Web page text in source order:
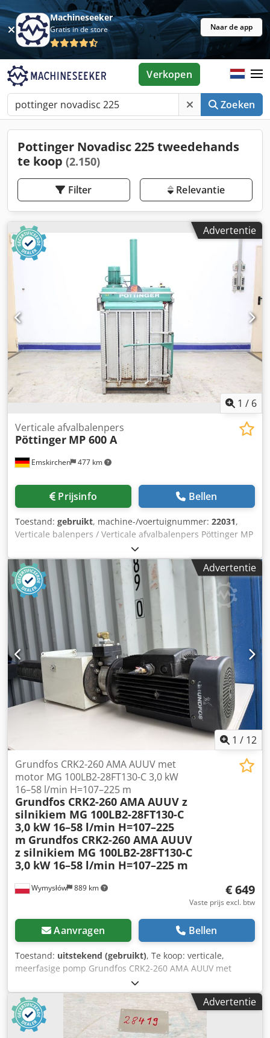
Machineseeker
Gratis in de store Naar de app
Zoeken
Verkopen
Pottinger Novadisc 225 tweedehands
te koop (2.150)
Filter Relevantie
Advertentie
1 / 6
Emskirchen 477 km
Verticale afvalbalenpers
Pöttinger MP 600 A
Prijsinfo Bellen
Toestand: gebruikt, machine-/voertuignummer: 22031,
Verticale balenpers / Verticale afvalbalenpers Pöttinger MP
600 ASerial-Nr. 5110176 Vulhoogte / Laadhoogte max.
1070mm Vulopening 700 x 500mm Cjdpfx Amoiiv S Sj Uerf
Perskamer 700 x 500 x 900mm Baalformaat / Baalformaat
max. 700 x 500 x 500mm Baalgewicht 40 - 80 kg
Omsnoering / Verticaal binden 2 Online-video-inspectie via
Skype-video Wij verheugen ons op uw bezoek - meer
machines op voorraad Onmiddellijk beschikbaar - Kan
worden geïnspecteerd Op voorraad Emskirchen /
Neurenberg - Kan getest worden
Advertentie
1 / 12
Wymysłów 889 km
Grundfos CRK2-260 AMA AUUV met
motor MG 100LB2-28FT130-C 3,0 kW
16–58 l/min H=107–225 m
Grundfos CRK2-260 AMA AUUV z
silnikiem MG 100LB2-28FT130-C
3,0 kW 16–58 l/min H=107–225
m Grundfos CRK2-260 AMA AUUV
z silnikiem MG 100LB2-28FT130-C
3,0 kW 16–58 l/min H=107–225 m
€ 649
Vaste prijs excl. btw
Aanvragen Bellen
Toestand: uitstekend (gebruikt), Te koop: verticale,
meerfasige pomp Grundfos CRK2-260 AMA AUUV met
driefasige motor Grundfos MG 100LB2-28FT130-C. Het
apparaat is volledig functioneel, getest en klaar voor
gebruik. De technische staat is zeer goed, met normale
gebruikssporen die te verwachten zijn bij normaal gebruik.
Pompspecificaties: Fabrikant: Grundfos Model: CRK2-260
Advertentie